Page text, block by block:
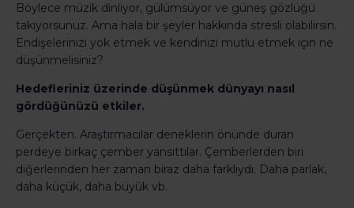
Böylece müzik dinliyor, gülümsüyor ve güneş gözlüğü
takıyorsunuz. Ama hala bir şeyler hakkında stresli olabilirsin.
Endişelerinizi yok etmek ve kendinizi mutlu etmek için ne
düşünmelisiniz?
Hedefleriniz üzerinde düşünmek dünyayı nasıl
gördüğünüzü etkiler.
Gerçekten. Araştırmacılar deneklerin önünde duran
perdeye birkaç çember yansıttılar. Çemberlerden biri
diğerlerinden her zaman biraz daha farklıydı. Daha parlak,
daha küçük, daha büyük vb.